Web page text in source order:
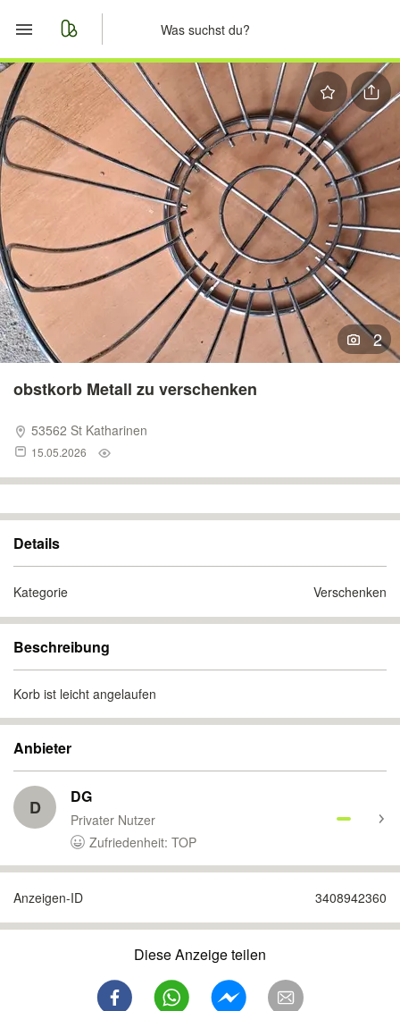
Start
Merkliste
Nachrichten
Anzeige aufgeben
2
obstkorb Metall zu verschenken
53562 St Katharinen
15.05.2026
Details
Kategorie Verschenken
Beschreibung
Korb ist leicht angelaufen
Anbieter
D DG
Privater Nutzer
Zufriedenheit: TOP
Anzeigen-ID 3408942360
Diese Anzeige teilen